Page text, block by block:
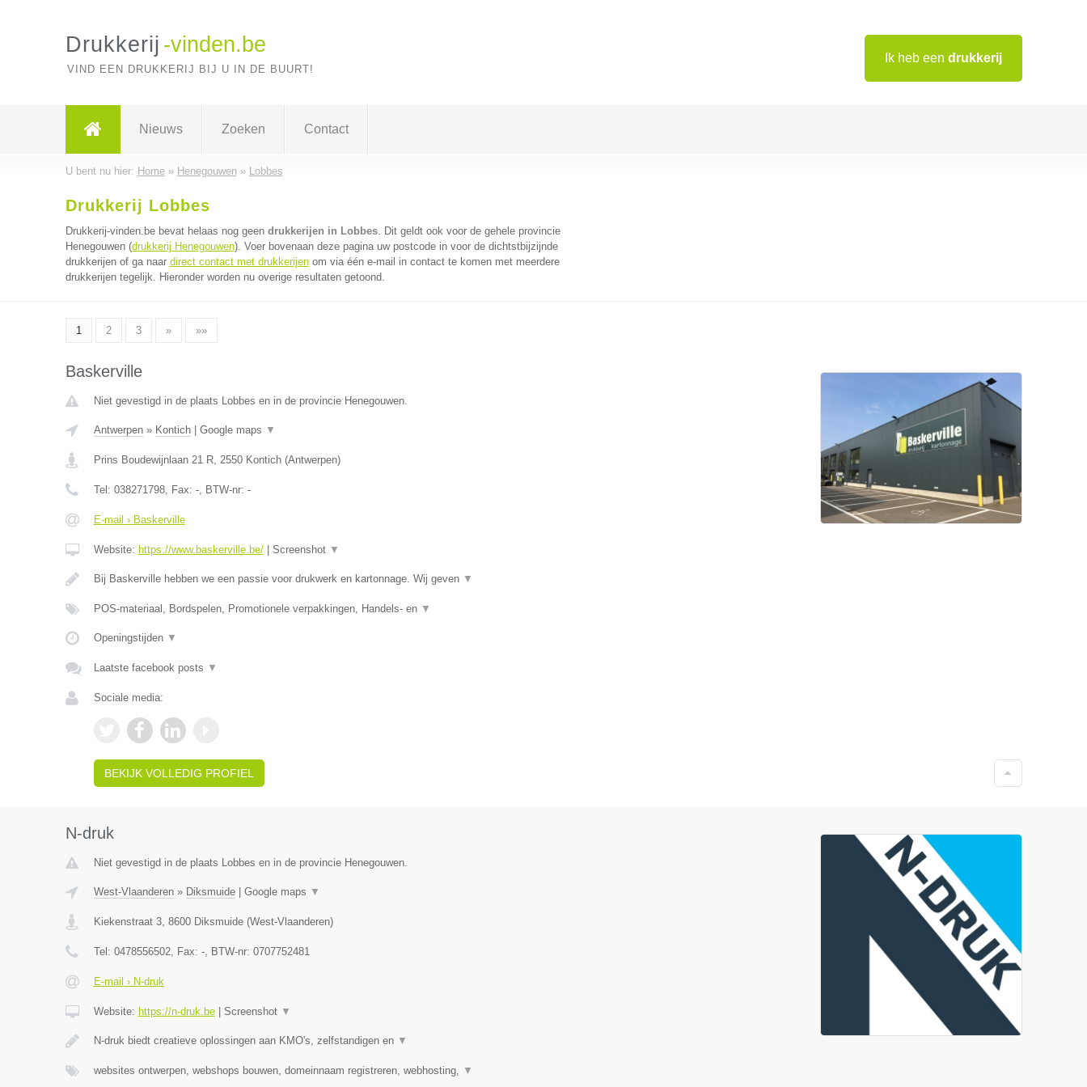
Ik heb een drukkerij
Drukkerij -vinden.be
VIND EEN DRUKKERIJ BIJ U IN DE BUURT!
Nieuws Zoeken Contact
U bent nu hier: Home» Henegouwen» Lobbes
Drukkerij Lobbes
Drukkerij-vinden.be bevat helaas nog geen drukkerijen in Lobbes. Dit geldt ook voor de gehele provincie
Henegouwen (drukkerij Henegouwen). Voer bovenaan deze pagina uw postcode in voor de dichtstbijzijnde
drukkerijen of ga naar direct contact met drukkerijenom via één e-mail in contact te komen met meerdere
drukkerijen tegelijk. Hieronder worden nu overige resultaten getoond.
1 2 3 » »»
Baskerville
Niet gevestigd in de plaats Lobbes en in de provincie Henegouwen.
Antwerpen» Kontich| Google maps ▼
Prins Boudewijnlaan 21 R, 2550 Kontich(Antwerpen)
Tel: 038271798, Fax: -, BTW-nr: -
E-mail › Baskerville
Website: https://www.baskerville.be/| Screenshot ▼
Bij Baskerville hebben we een passie voor drukwerk en kartonnage. Wij geven ▼
POS-materiaal, Bordspelen, Promotionele verpakkingen, Handels- en ▼
Openingstijden ▼
Laatste facebook posts ▼
Sociale media:
BEKIJK VOLLEDIG PROFIEL
N-druk
Niet gevestigd in de plaats Lobbes en in de provincie Henegouwen.
West-Vlaanderen» Diksmuide| Google maps ▼
Kiekenstraat 3, 8600 Diksmuide(West-Vlaanderen)
Tel: 0478556502, Fax: -, BTW-nr: 0707752481
E-mail › N-druk
Website: https://n-druk.be| Screenshot ▼
N-druk biedt creatieve oplossingen aan KMO's, zelfstandigen en ▼
websites ontwerpen, webshops bouwen, domeinnaam registreren, webhosting, ▼